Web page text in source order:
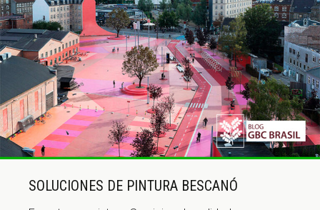
SOLUCIONES DE PINTURA BESCANÓ